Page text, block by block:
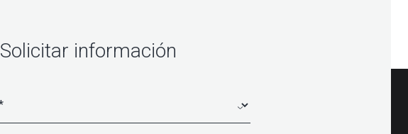
Solicitar información